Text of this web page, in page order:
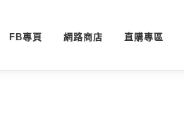
FB專頁 網路商店 直購專區